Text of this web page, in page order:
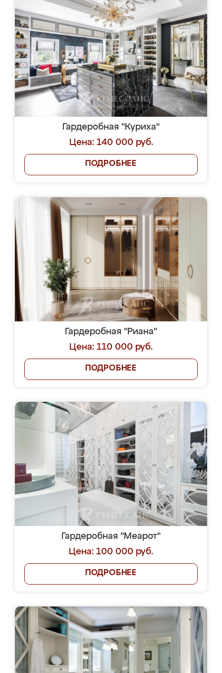
Гардеробная "Куриха"
Цена: 140 000 руб.
ПОДРОБНЕЕ
Гардеробная "Риана"
Цена: 110 000 руб.
ПОДРОБНЕЕ
Гардеробная "Меарот"
Цена: 100 000 руб.
ПОДРОБНЕЕ